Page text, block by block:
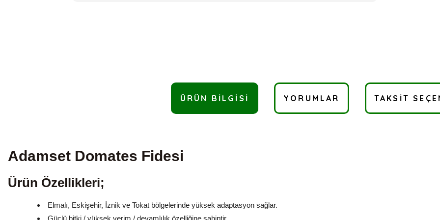
ÜRÜN BILGISI YORUMLAR TAKSIT
Adamset Domates Fidesi
Ürün Özellikleri;
Elmalı, Eskişehir, İznik ve Tokat bölgelerinde yüksek adaptasyon sağlar.
Güçlü bitki / yüksek verim / devamlılık özelliğine sahiptir.